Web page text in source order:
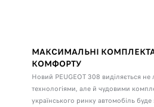
МАКСИМАЛЬНІ
КОМФОРТУ
Новий PEUGEOT 308 виділяється
технологіями, але й чудовими
українського ринку автомобіль